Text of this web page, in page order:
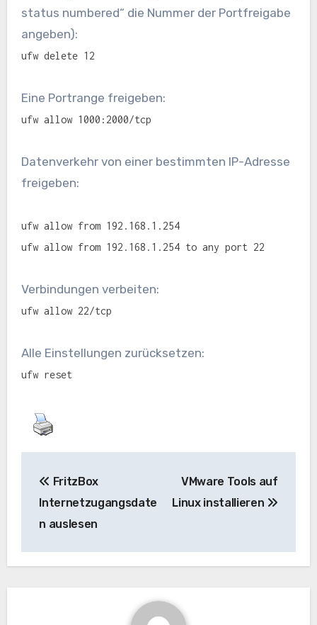
status numbered“ die Nummer der Portfreigabe
angeben):
ufw delete 12
Eine Portrange freigeben:
ufw allow 1000:2000/tcp
Datenverkehr von einer bestimmten IP-Adresse
freigeben:
ufw allow from 192.168.1.254
ufw allow from 192.168.1.254 to any port 22
Verbindungen verbeiten:
ufw allow 22/tcp
Alle Einstellungen zurücksetzen:
ufw reset
FritzBox
Internetzugangsdate
n auslesen
VMware Tools auf
Linux installieren